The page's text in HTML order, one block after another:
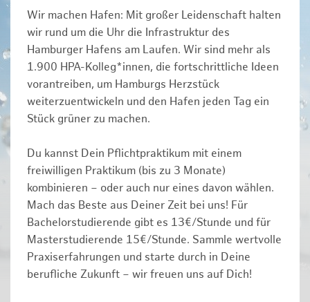
Wir machen Hafen: Mit großer Leidenschaft halten
wir rund um die Uhr die Infrastruktur des
Hamburger Hafens am Laufen. Wir sind mehr als
1.900 HPA-Kolleg*innen, die fortschrittliche Ideen
vorantreiben, um Hamburgs Herzstück
weiterzuentwickeln und den Hafen jeden Tag ein
Stück grüner zu machen.
Du kannst Dein Pflichtpraktikum mit einem
freiwilligen Praktikum (bis zu 3 Monate)
kombinieren – oder auch nur eines davon wählen.
Mach das Beste aus Deiner Zeit bei uns! Für
Bachelorstudierende gibt es 13€/Stunde und für
Masterstudierende 15€/Stunde. Sammle wertvolle
Praxiserfahrungen und starte durch in Deine
berufliche Zukunft – wir freuen uns auf Dich!